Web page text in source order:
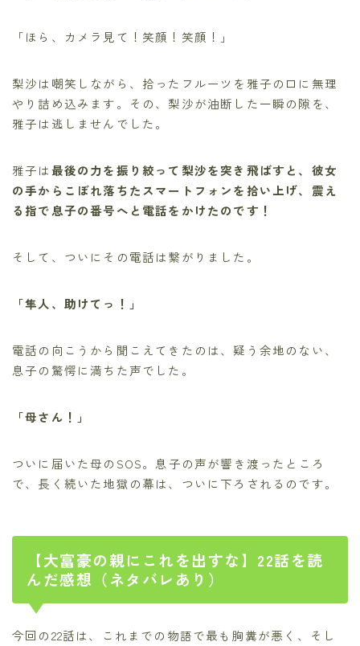
「ほら、カメラ見て！笑顔！笑顔！」
梨沙は嘲笑しながら、拾ったフルーツを雅子の口に無理
やり詰め込みます。その、梨沙が油断した一瞬の隙を、
雅子は逃しませんでした。
雅子は最後の力を振り絞って梨沙を突き飛ばすと、彼女
の手からこぼれ落ちたスマートフォンを拾い上げ、震え
る指で息子の番号へと電話をかけたのです！
そして、ついにその電話は繋がりました。
「隼人、助けてっ！」
電話の向こうから聞こえてきたのは、疑う余地のない、
息子の驚愕に満ちた声でした。
「母さん！」
ついに届いた母のSOS。息子の声が響き渡ったところ
で、長く続いた地獄の幕は、ついに下ろされるのです。
【大富豪の親にこれを出すな】22話を読
んだ感想（ネタバレあり）
今回の22話は、これまでの物語で最も胸糞が悪く、そし